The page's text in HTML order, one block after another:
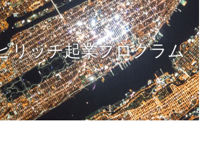
リッチ起業プログラム